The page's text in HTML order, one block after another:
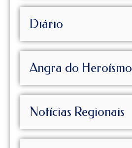
Diário
Angra do Heroísmo
Notícias Regionais